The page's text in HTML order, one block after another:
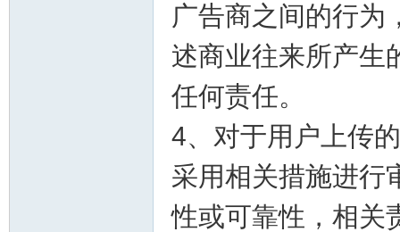
广告商之间的行为
述商业往来所产生
任何责任。
4、对于用户上传
采用相关措施进行
性或可靠性，相关